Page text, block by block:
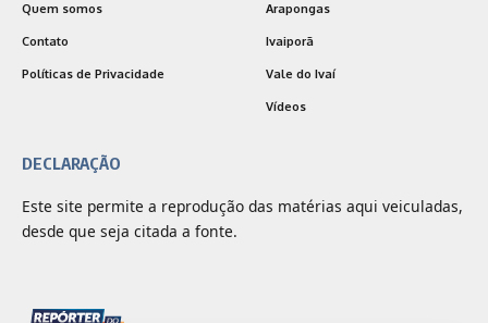
Quem somos
Contato
Políticas de Privacidade
Arapongas
Ivaiporã
Vale do Ivaí
Vídeos
DECLARAÇÃO
Este site permite a reprodução das matérias aqui veiculadas,
desde que seja citada a fonte.